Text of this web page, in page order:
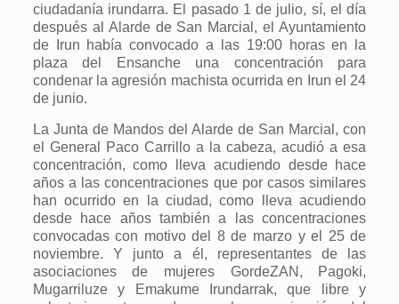
ciudadanía irundarra. El pasado 1 de julio, sí, el día
después al Alarde de San Marcial, el Ayuntamiento
de Irun había convocado a las 19:00 horas en la
plaza del Ensanche una concentración para
condenar la agresión machista ocurrida en Irun el 24
de junio.
La Junta de Mandos del Alarde de San Marcial, con
el General Paco Carrillo a la cabeza, acudió a esa
concentración, como lleva acudiendo desde hace
años a las concentraciones que por casos similares
han ocurrido en la ciudad, como lleva acudiendo
desde hace años también a las concentraciones
convocadas con motivo del 8 de marzo y el 25 de
noviembre. Y junto a él, representantes de las
asociaciones de mujeres GordeZAN, Pagoki,
Mugarriluze y Emakume Irundarrak, que libre y